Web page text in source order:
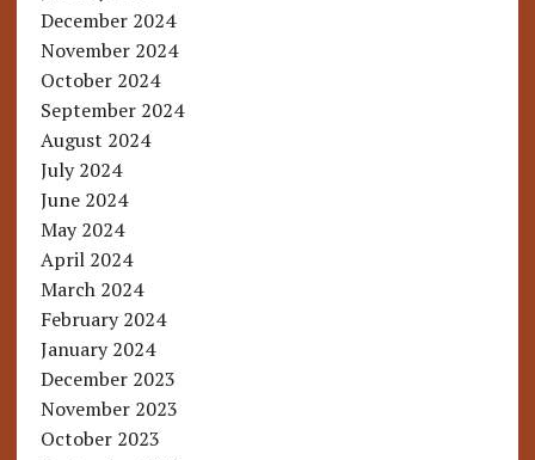
December 2024
November 2024
October 2024
September 2024
August 2024
July 2024
June 2024
May 2024
April 2024
March 2024
February 2024
January 2024
December 2023
November 2023
October 2023